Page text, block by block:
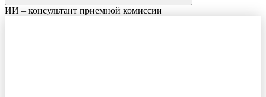
ИИ – консультант приемной комиссии